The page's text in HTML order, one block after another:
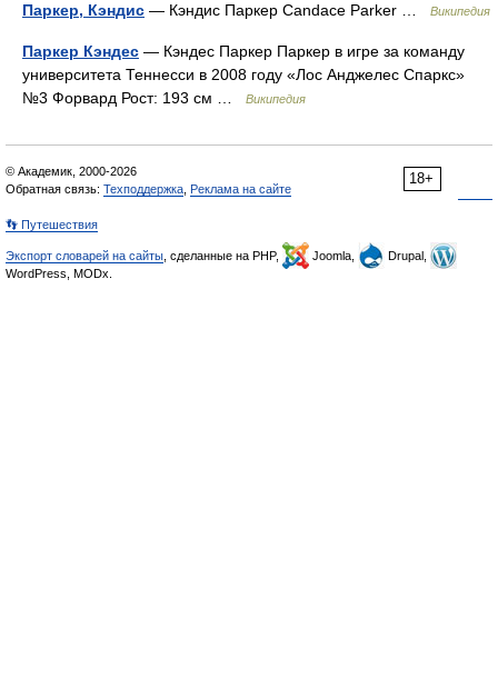
Паркер, Кэндис — Кэндис Паркер Candace Parker … Википедия
Паркер Кэндес — Кэндес Паркер Паркер в игре за команду
университета Теннесси в 2008 году «Лос Анджелес Спаркс»
№3 Форвард Рост: 193 см …
Википедия
18+
© Академик, 2000-2026
Обратная связь: Техподдержка Реклама на сайте
👣 Путешествия
Экспорт словарей на сайты , сделанные на PHP, Joomla,
Drupal,
WordPress, MODx.